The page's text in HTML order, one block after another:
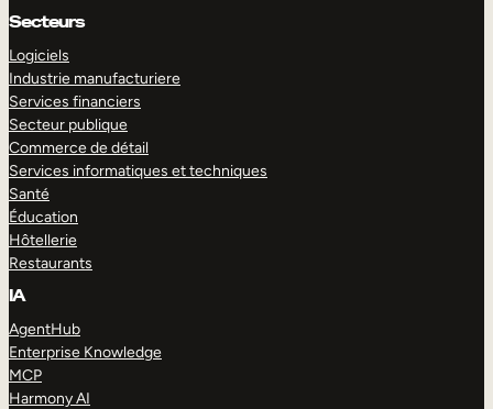
Secteurs
Logiciels
Industrie manufacturiere
Services financiers
Secteur publique
Commerce de détail
Services informatiques et techniques
Santé
Éducation
Hôtellerie
Restaurants
IA
AgentHub
Enterprise Knowledge
MCP
Harmony AI